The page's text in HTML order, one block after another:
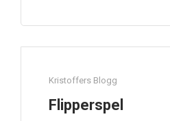
Kristoffers Blogg
Flipperspel